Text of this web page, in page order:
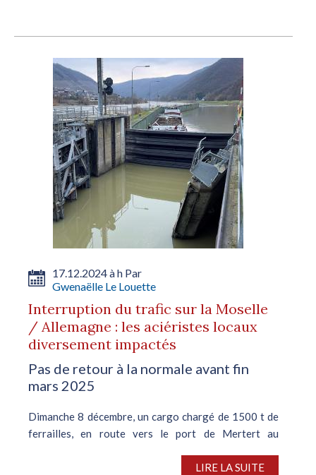
17.12.2024 à h Par
Gwenaëlle Le Louette
Interruption du trafic sur la Moselle
/ Allemagne : les aciéristes locaux
diversement impactés
Pas de retour à la normale avant fin
mars 2025
Dimanche 8 décembre, un cargo chargé de 1500 t de
ferrailles, en route vers le port de Mertert au
près de Trèves, au sud-ouest de l’Allemagne. Cet
LIRE LA SUITE